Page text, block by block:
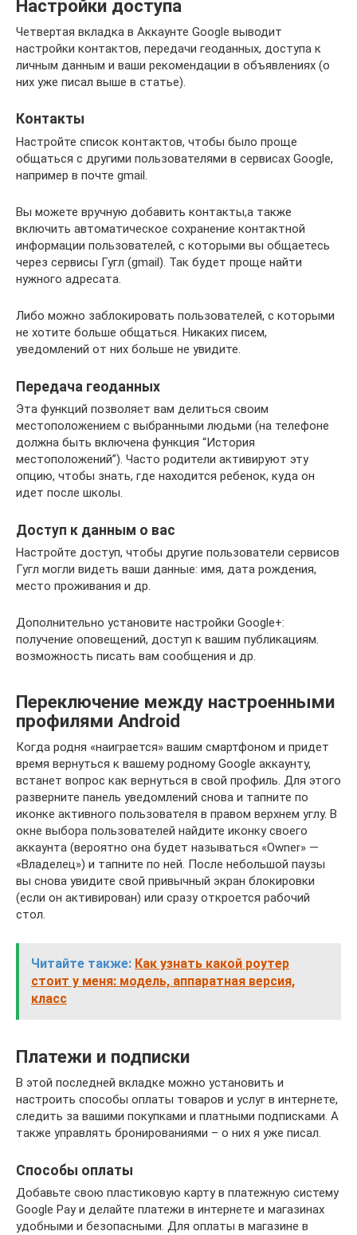
Настройки доступа
Четвертая вкладка в Аккаунте Google выводит
настройки контактов, передачи геоданных, доступа к
личным данным и ваши рекомендации в объявлениях (о
них уже писал выше в статье).
Контакты
Настройте список контактов, чтобы было проще
общаться с другими пользователями в сервисах Google,
например в почте gmail.
Вы можете вручную добавить контакты,а также
включить автоматическое сохранение контактной
информации пользователей, с которыми вы общаетесь
через сервисы Гугл (gmail). Так будет проще найти
нужного адресата.
Либо можно заблокировать пользователей, с которыми
не хотите больше общаться. Никаких писем,
уведомлений от них больше не увидите.
Передача геоданных
Эта функций позволяет вам делиться своим
местоположением с выбранными людьми (на телефоне
должна быть включена функция “История
местоположений”). Часто родители активируют эту
опцию, чтобы знать, где находится ребенок, куда он
идет после школы.
Доступ к данным о вас
Настройте доступ, чтобы другие пользователи сервисов
Гугл могли видеть ваши данные: имя, дата рождения,
место проживания и др.
Дополнительно установите настройки Google+:
получение оповещений, доступ к вашим публикациям.
возможность писать вам сообщения и др.
Переключение между настроенными
профилями Android
Когда родня «наиграется» вашим смартфоном и придет
время вернуться к вашему родному Google аккаунту,
встанет вопрос как вернуться в свой профиль. Для этого
разверните панель уведомлений снова и тапните по
иконке активного пользователя в правом верхнем углу. В
окне выбора пользователей найдите иконку своего
аккаунта (вероятно она будет называться «Owner» —
«Владелец») и тапните по ней. После небольшой паузы
вы снова увидите свой привычный экран блокировки
(если он активирован) или сразу откроется рабочий
стол.
Читайте также: Как узнать какой роутер
стоит у меня: модель, аппаратная версия,
класс
Платежи и подписки
В этой последней вкладке можно установить и
настроить способы оплаты товаров и услуг в интернете,
следить за вашими покупками и платными подписками. А
также управлять бронированиями – о них я уже писал.
Способы оплаты
Добавьте свою пластиковую карту в платежную систему
Google Pay и делайте платежи в интернете и магазинах
удобными и безопасными. Для оплаты в магазине в